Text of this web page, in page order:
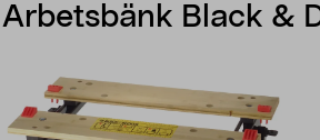
Arbetsbänk Black &